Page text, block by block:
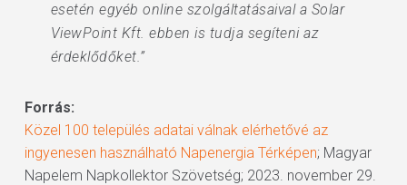
esetén egyéb online szolgáltatásaival a Solar
ViewPoint Kft. ebben is tudja segíteni az
érdeklődőket.”
Forrás:
Közel 100 település adatai válnak elérhetővé az
ingyenesen használható Napenergia Térképen; Magyar
Napelem Napkollektor Szövetség; 2023. november 29.